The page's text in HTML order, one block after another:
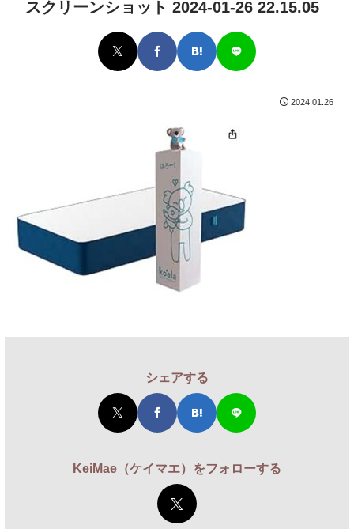
スクリーンショット 2024-01-26 22.15.05
2024.01.26
シェアする
KeiMae（ケイマエ）をフォローする